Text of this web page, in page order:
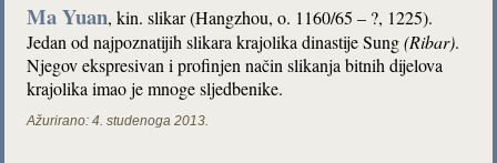
Ma Yuan, kin. slikar (Hangzhou, o. 1160/65 – ?, 1225).
Jedan od najpoznatijih slikara krajolika dinastije Sung(Ribar).
Njegov ekspresivan i profinjen način slikanja bitnih dijelova
krajolika imao je mnoge sljedbenike.
Ažurirano: 4. studenoga 2013.